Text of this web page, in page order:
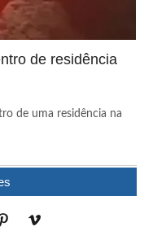
de residência
de uma residência na